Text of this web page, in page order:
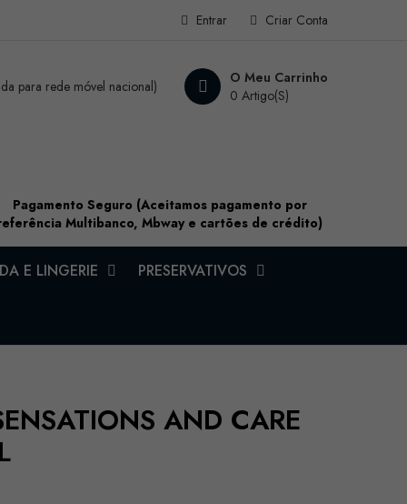
Criar Conta
Entrar
O Meu Carrinho
0 Artigo(s)
para rede móvel nacional)
Pagamento Seguro (Aceitamos pagamento por
Multibanco, Mbway e cartões de crédito)
E LINGERIE PRESERVATIVOS
AND CARE